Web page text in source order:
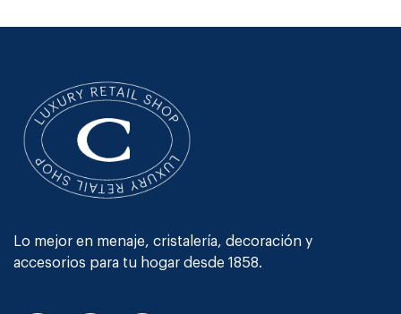
Lo mejor en menaje, cristalería, decoración y
accesorios para tu hogar desde 1858.